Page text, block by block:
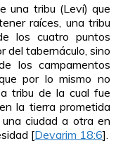
una tribu (Leví) que
raíces, una tribu
los cuatro puntos
del tabernáculo, sino
los campamentos
por lo mismo no
tribu de la cual fue
la tierra prometida
ciudad a otra en
[Devarim 18:6].